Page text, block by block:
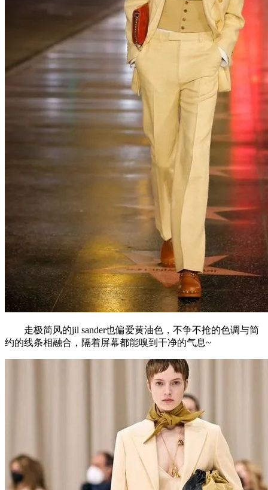
走极简风的jil sander也偏爱黄油色，不争不抢的色调与简
约的线条相融合，隔着屏幕都能嗅到干净的气息~